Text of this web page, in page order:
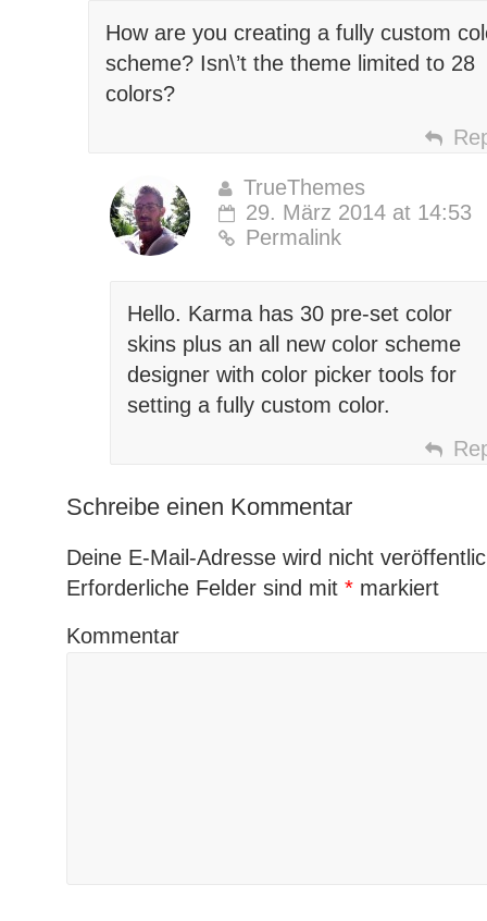
How are you creating a fully custom
scheme? Isn\’t the theme limited to 28
colors?
TrueThemes
29. März 2014 at 14:53
Permalink
Hello. Karma has 30 pre-set color
skins plus an all new color scheme
designer with color picker tools for
setting a fully custom color.
Schreibe einen Kommentar
Deine E-Mail-Adresse wird nicht
Erforderliche Felder sind mit* markiert
Kommentar